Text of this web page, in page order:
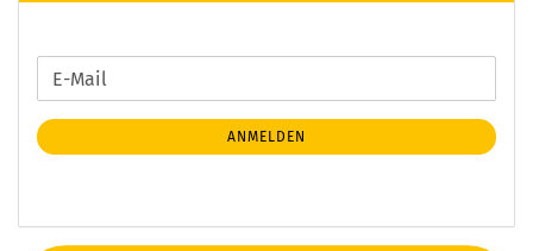
WEITER
ZUR
NEWSLETTER-
ANMELDUNG
E-
Mail
ANMELDEN